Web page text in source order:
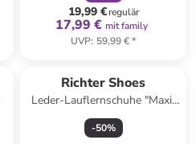
19,99 €regulär
17,99 € mit family
UVP: 59,99 €*
Richter Shoes
Leder-Lauflernschuhe "Maxi"
in Blau
-50%